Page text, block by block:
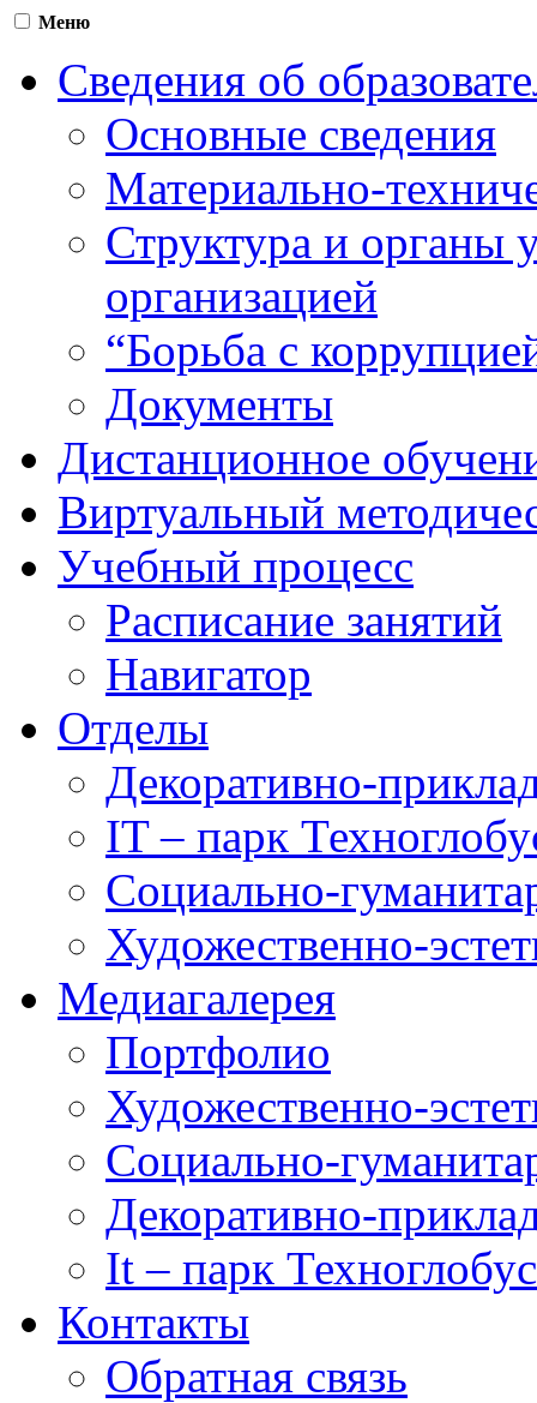
Меню
Сведения об
Основные сведения
Материально-
Структура и органы
организацией
“Борьба с
Документы
Дистанционное
Виртуальный
Учебный процесс
Расписание занятий
Навигатор
Отделы
Декоративно-
IT – парк
Социально-
Художественно-
Медиагалерея
Портфолио
Художественно-
Социально-
Декоративно-
It – парк Техноглобус
Контакты
Обратная связь